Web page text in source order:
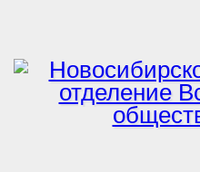
содержимому